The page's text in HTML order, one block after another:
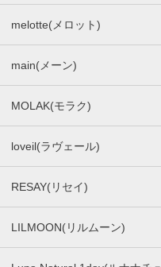
melotte(メロット)
main(メーン)
MOLAK(モラク)
loveil(ラヴェール)
RESAY(リセイ)
LILMOON(リルムーン)